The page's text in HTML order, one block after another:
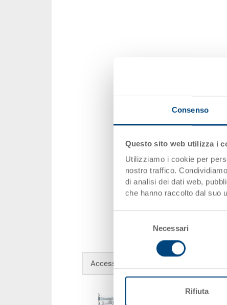
Consenso
Questo sito web utilizza i
Utilizziamo i cookie per
nostro traffico.
di analisi dei dati web,
che hanno raccolto dal suo
Necessari
Rifiuta
Accessori opzionali